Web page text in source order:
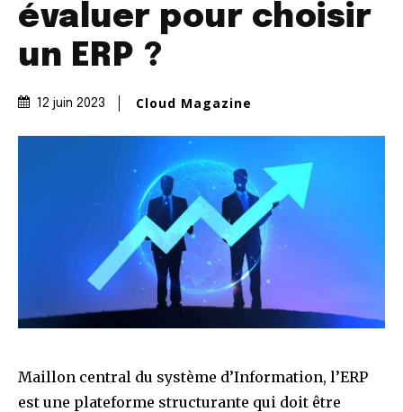
évaluer pour choisir
un ERP ?
12 juin 2023 Cloud Magazine
Maillon central du système d’Information, l’ERP
est une plateforme structurante qui doit être